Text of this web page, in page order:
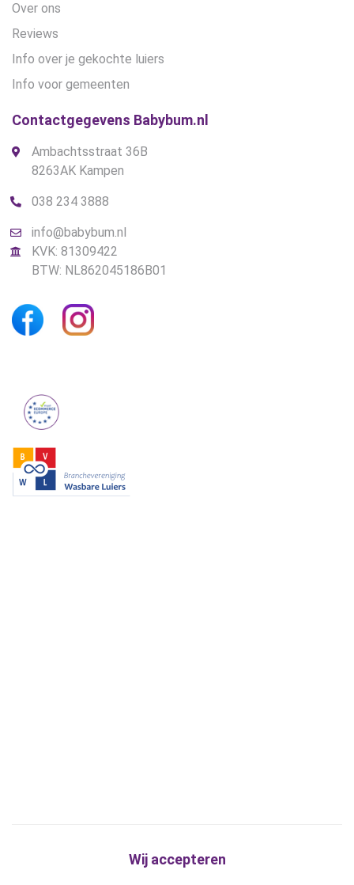
Over ons
Reviews
Info over je gekochte luiers
Info voor gemeenten
Contactgegevens Babybum.nl
Ambachtsstraat 36B
8263AK Kampen
038 234 3888
info@babybum.nl
KVK: 81309422
BTW: NL862045186B01
Wij accepteren